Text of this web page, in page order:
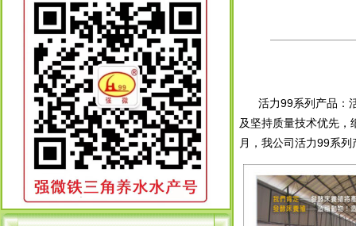
活力99系列产品：活
及坚持质量技术优先，
月，我公司活力99系